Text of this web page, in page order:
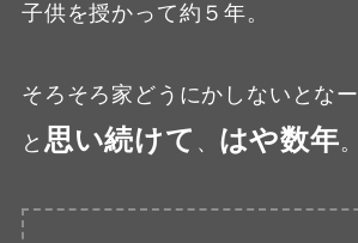
子供を授かって約５年。
そろそろ家どうにかしないとなー
と 思い続けて 、 はや数年。